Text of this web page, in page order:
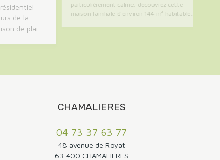
de la
de plain-
à proximité
de
sur une
et
particulièrement calme, découvrez cette
maison familiale d'environ 144 m² habitables,
découvrirez une agréable pièce de vie
extérieurs. La cuisine indépendante est
accompagnée d'un cellier. Plusieurs placards
l'organisation du quotidien. Au même niveau
accès direct à une terrasse extérieure, ainsi
qu'une salle d'eau récemment rénovée et un
CHAMALIERES
04 73 37 63 77
48 avenue de Royat
63 400 CHAMALIERES